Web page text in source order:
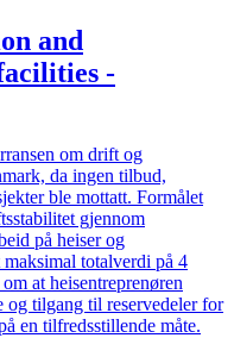
and
-
om drift og
da ingen tilbud,
ble mottatt. Formålet
gjennom
på heiser og
totalverdi på 4
at heisentreprenøren
og tilgang til reservedeler for
en tilfredsstillende måte.